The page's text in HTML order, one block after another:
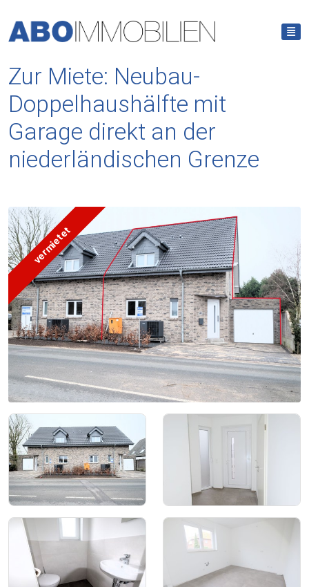
Zur Miete: Neubau-
Doppelhaushälfte mit
Garage direkt an der
niederländischen Grenze
vermietet